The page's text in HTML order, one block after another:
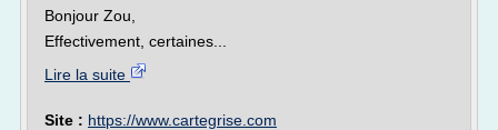
Bonjour Zou,
Effectivement, certaines...
Lire la suite
Site : https://www.cartegrise.com